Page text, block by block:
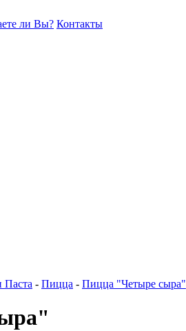
ли Вы? Контакты
Паста - Пицца - Пицца "Четыре сыра"